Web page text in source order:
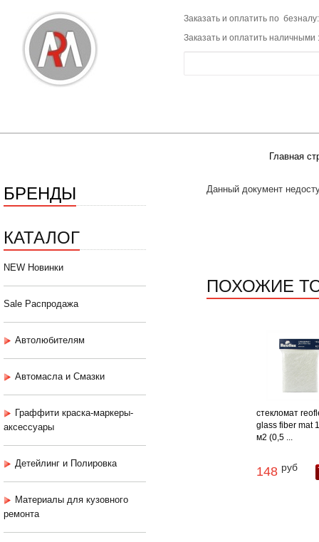
Заказать и оплатить по
Заказать и оплатить наличными
Главная
БРЕНДЫ
КАТАЛОГ
NEW Новинки
Sale Распродажа
Автолюбителям
Автомасла и Смазки
Граффити краска-маркеры-
аксессуары
Детейлинг и Полировка
Материалы для кузовного
ремонта
Данный документ
ПОХОЖИЕ
стекломат
glass fiber mat
м2 (0,5 ...
148 руб